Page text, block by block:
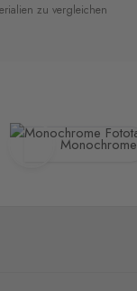
zu vergleichen
Monochrome